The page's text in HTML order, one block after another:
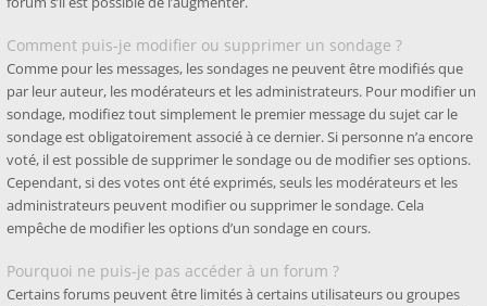
Comment puis-je modifier ou supprimer un sondage ?
Comme pour les messages, les sondages ne peuvent être modifiés que
par leur auteur, les modérateurs et les administrateurs. Pour modifier un
sondage, modifiez tout simplement le premier message du sujet car le
sondage est obligatoirement associé à ce dernier. Si personne n’a encore
voté, il est possible de supprimer le sondage ou de modifier ses options.
Cependant, si des votes ont été exprimés, seuls les modérateurs et les
administrateurs peuvent modifier ou supprimer le sondage. Cela
empêche de modifier les options d’un sondage en cours.
Pourquoi ne puis-je pas accéder à un forum ?
Certains forums peuvent être limités à certains utilisateurs ou groupes